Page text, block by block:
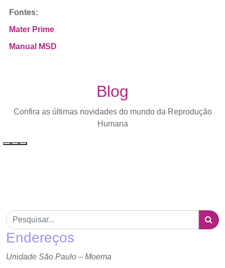
Fontes:
Mater Prime
Manual MSD
Blog
Confira as últimas novidades do mundo da Reprodução
Humana
Endereços
Unidade São Paulo – Moema